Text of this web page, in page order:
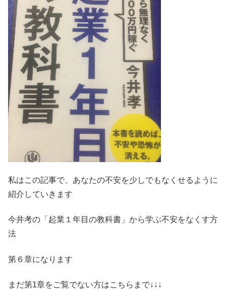
私はこの記事で、あなたの不安を少しでもなくせるように
紹介していきます
今井考の「起業１年目の教科書」から学ぶ不安をなくす方
法
第６章になります
まだ第1章をご覧でない方はこちらまで↓↓↓